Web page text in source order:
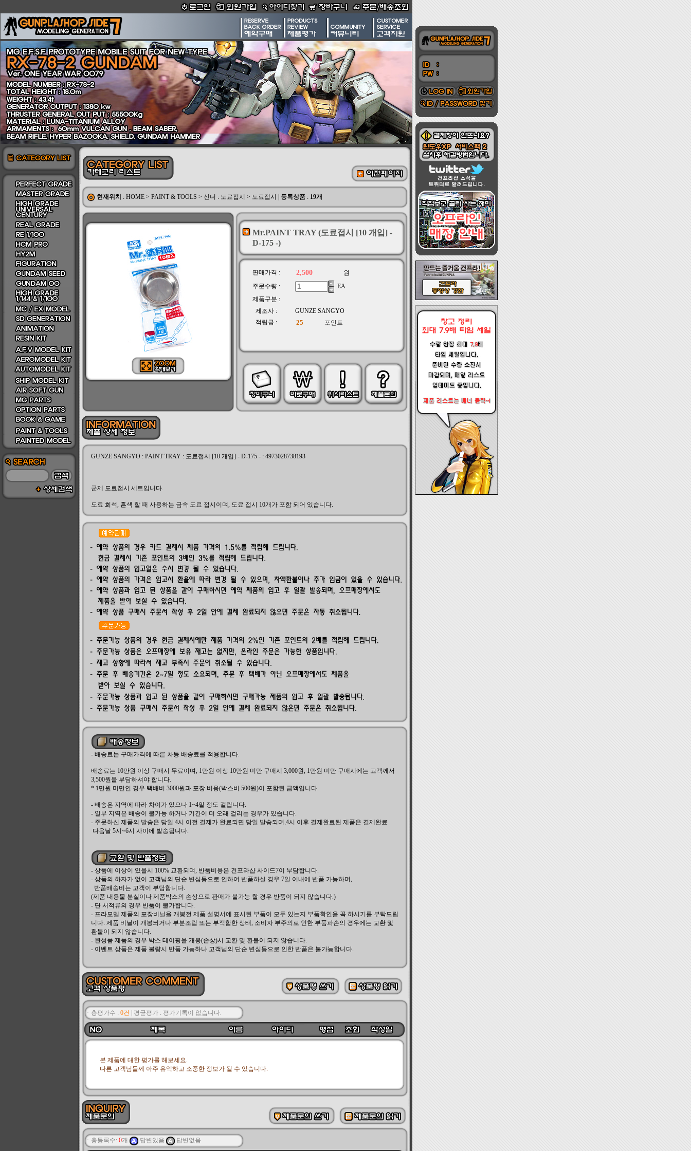
현재위치 : HOME > PAINT & TOOLS > 신너 : 도료접시 > 도료접시 등록상품 : 19개
Mr.PAINT TRAY (도료접시 [10 개입] -
D-175 -)
판매가격 :
원
주문수량 :
EA
제품구분 :
제조사 :
GUNZE SANGYO
적립금 :
포인트
GUNZE SANGYO : PAINT TRAY : 도료접시 [10 개입] - D-175 - : 4973028738193
군제 도료접시 세트입니다.
도료 희석, 혼색 할 때 사용하는 금속 도료 접시이며, 도료 접시 10개가 포함 되어 있습니다.
- 배송료는 구매가격에 따른 차등 배송료를 적용합니다.
배송료는 10만원 이상 구매시 무료이며, 1만원 이상 10만원 미만 구매시 3,000원, 1만원 미만 구매시에는 고객께서
3,500원을 부담하셔야 합니다.
* 1만원 미만인 경우 택배비 3000원과 포장 비용(박스비 500원)이 포함된 금액입니다.
- 배송은 지역에 따라 차이가 있으나 1~4일 정도 걸립니다.
- 일부 지역은 배송이 불가능 하거나 기간이 더 오래 걸리는 경우가 있습니다.
- 주문하신 제품의 발송은 당일 4시 이전 결제가 완료되면 당일 발송되며,4시 이후 결제완료된 제품은 결제완료
다음날 5시~6시 사이에 발송됩니다.
- 상품에 이상이 있을시 100% 교환되며, 반품비용은 건프라샵 사이드7이 부담합니다.
- 상품의 하자가 없이 고객님의 단순 변심등으로 인하여 반품하실 경우 7일 이내에 반품 가능하며,
반품배송비는 고객이 부담합니다.
(제품 내용물 분실이나 제품박스의 손상으로 판매가 불가능 할 경우 반품이 되지 않습니다.)
- 단 서적류의 경우 반품이 불가합니다.
- 프라모델 제품의 포장비닐을 개봉전 제품 설명서에 표시된 부품이 모두 있는지 부품확인을 꼭 하시기를 부탁드립
니다. 제품 비닐이 개봉되거나 부분조립 또는 부적합한 상태, 소비자 부주의로 인한 부품파손의 경우에는 교환 및
환불이 되지 않습니다.
- 완성품 제품의 경우 박스 테이핑을 개봉(손상)시 교환 및 환불이 되지 않습니다.
- 이벤트 상품은 제품 불량시 반품 가능하나 고객님의 단순 변심등으로 인한 반품은 불가능합니다.
ㆍ총평가수 : 0건 평균평가 : 평가기록이 없습니다.
본 제품에 대한 평가를 해보세요.
다른 고객님들께 아주 유익하고 소중한 정보가 될 수 있습니다.
ㆍ총등록수: 0개 답변있음 답변없음